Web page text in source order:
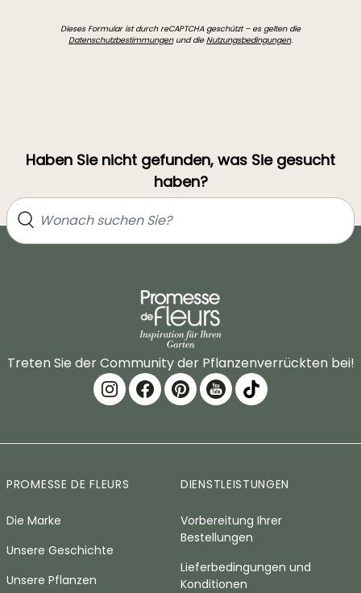
Dieses Formular ist durch reCAPTCHA geschützt – es gelten die
Datenschutzbestimmungenund dieNutzungsbedingungen.
Haben Sie nicht gefunden, was Sie gesucht
haben?
Treten Sie der Community der Pflanzenverrückten bei!
PROMESSE DE FLEURS
Die Marke
Unsere Geschichte
Unsere Pflanzen
DIENSTLEISTUNGEN
Vorbereitung Ihrer
Bestellungen
Lieferbedingungen und
Konditionen